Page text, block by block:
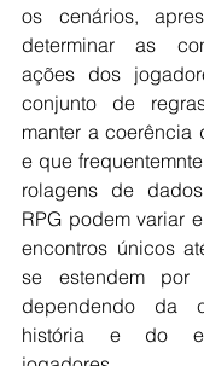
os cenários,
determinar as
ações dos
conjunto de
manter a
e que
rolagens de
RPG podem variar
encontros únicos
se estendem por
dependendo da
história e do